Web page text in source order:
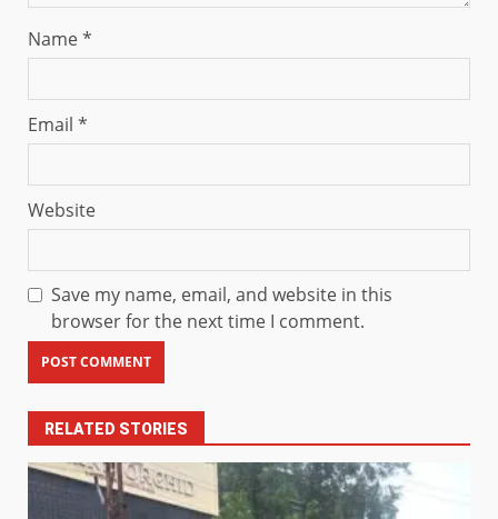
Name*
Email *
Website
Save my name, email, and website in this
browser for the next time I comment.
RELATED STORIES